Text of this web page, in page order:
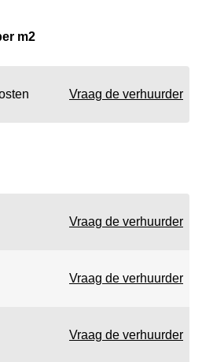
m2
Vraag de verhuurder
Vraag de verhuurder
Vraag de verhuurder
Vraag de verhuurder